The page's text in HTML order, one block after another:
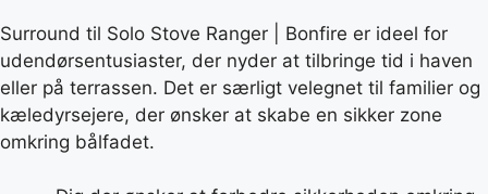
Surround til Solo Stove Ranger | Bonfire er ideel for
udendørsentusiaster, der nyder at tilbringe tid i haven
eller på terrassen. Det er særligt velegnet til familier og
kæledyrsejere, der ønsker at skabe en sikker zone
omkring bålfadet.